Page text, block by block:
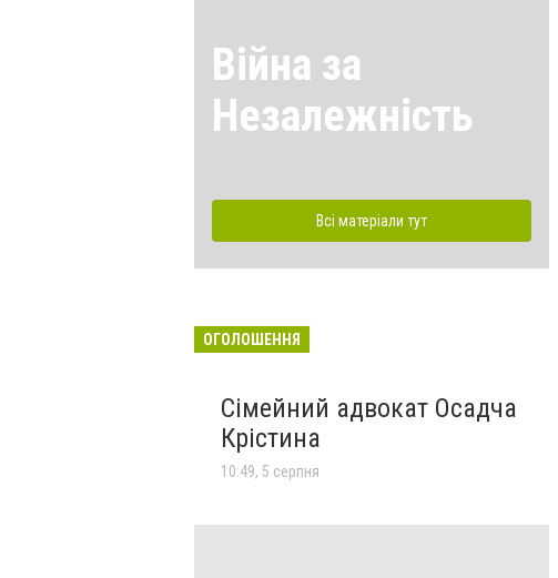
Війна за
Незалежність
Всі матеріали тут
ОГОЛОШЕННЯ
Сімейний адвокат Осадча
Крістина
10:49, 5 серпня